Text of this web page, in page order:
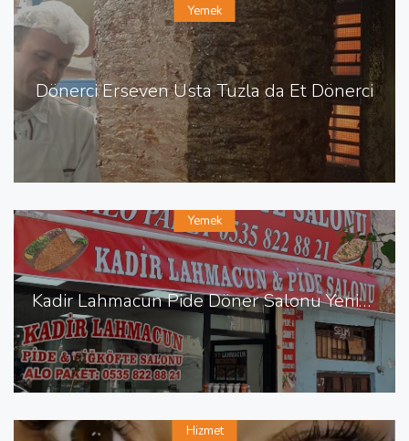
Dönerci Erseven Usta Tuzla da Et Dönerci
Yemek
Kadir Lahmacun Pide Döner Salonu Yenişehir de Lahmacun Pide
Yemek
Hizmet